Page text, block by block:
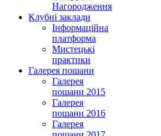
Нагородження
Клубні заклади
Інформаційна
платформа
Мистецькі
практики
Галерея пошани
Галерея
пошани 2015
Галерея
пошани 2016
Галерея